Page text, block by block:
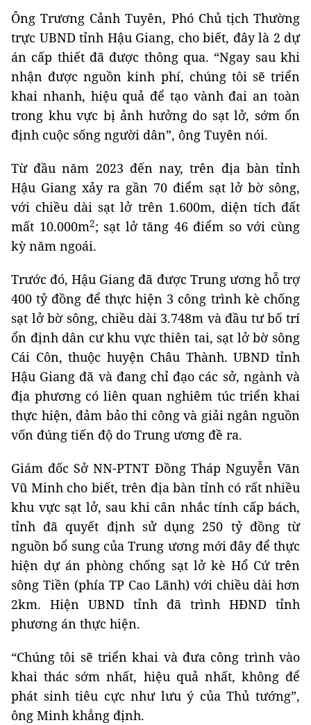
Ông Trương Cảnh Tuyên, Phó Chủ tịch Thường
trực UBND tỉnh Hậu Giang, cho biết, đây là 2 dự
án cấp thiết đã được thông qua. “Ngay sau khi
nhận được nguồn kinh phí, chúng tôi sẽ triển
khai nhanh, hiệu quả để tạo vành đai an toàn
trong khu vực bị ảnh hưởng do sạt lở, sớm ổn
định cuộc sống người dân”, ông Tuyên nói.
Từ đầu năm 2023 đến nay, trên địa bàn tỉnh
Hậu Giang xảy ra gần 70 điểm sạt lở bờ sông,
với chiều dài sạt lở trên 1.600m, diện tích đất
mất 10.000m2; sạt lở tăng 46 điểm so với cùng
kỳ năm ngoái.
Trước đó, Hậu Giang đã được Trung ương hỗ trợ
400 tỷ đồng để thực hiện 3 công trình kè chống
sạt lở bờ sông, chiều dài 3.748m và đầu tư bố trí
ổn định dân cư khu vực thiên tai, sạt lở bờ sông
Cái Côn, thuộc huyện Châu Thành. UBND tỉnh
Hậu Giang đã và đang chỉ đạo các sở, ngành và
địa phương có liên quan nghiêm túc triển khai
thực hiện, đảm bảo thi công và giải ngân nguồn
vốn đúng tiến độ do Trung ương đề ra.
Giám đốc Sở NN-PTNT Đồng Tháp Nguyễn Văn
Vũ Minh cho biết, trên địa bàn tỉnh có rất nhiều
khu vực sạt lở, sau khi cân nhắc tính cấp bách,
tỉnh đã quyết định sử dụng 250 tỷ đồng từ
nguồn bổ sung của Trung ương mới đây để thực
hiện dự án phòng chống sạt lở kè Hổ Cứ trên
sông Tiền (phía TP Cao Lãnh) với chiều dài hơn
2km. Hiện UBND tỉnh đã trình HĐND tỉnh
phương án thực hiện.
“Chúng tôi sẽ triển khai và đưa công trình vào
khai thác sớm nhất, hiệu quả nhất, không để
phát sinh tiêu cực như lưu ý của Thủ tướng”,
ông Minh khẳng định.